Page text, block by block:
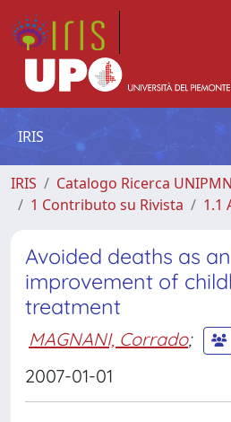
IRIS
IRIS
Catalogo Ricerca UNIPMN
1 Contributo su Rivista
1.1
Avoided deaths as
improvement of
treatment
MAGNANI, Corrado;
2007-01-01